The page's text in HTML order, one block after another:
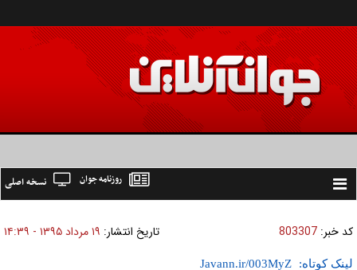
Toggle
نسخه اصلی روزنامه جوان
کد خبر: 803307 تاریخ انتشار: ۱۹ مرداد ۱۳۹۵ - ۱۴:۳۹
لینک کوتاه: